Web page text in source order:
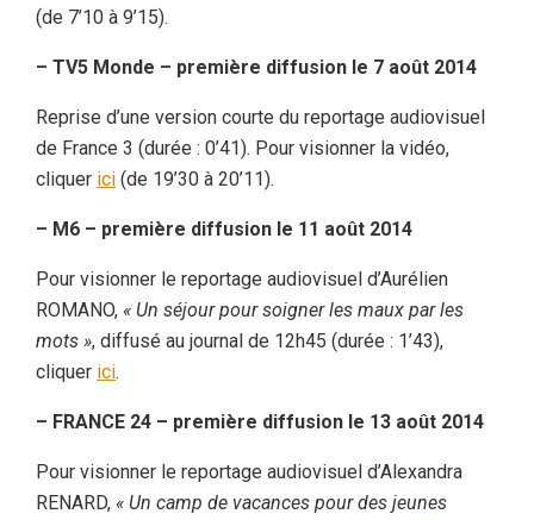
(de 7’10 à 9’15).
– TV5 Monde – première diffusion le 7 août 2014
Reprise d’une version courte du reportage audiovisuel
de France 3 (durée : 0’41). Pour visionner la vidéo,
cliquer ici (de 19’30 à 20’11).
– M6 – première diffusion le 11 août 2014
Pour visionner le reportage audiovisuel d’Aurélien
ROMANO, « Un séjour pour soigner les maux par les
mots », diffusé au journal de 12h45 (durée : 1’43),
cliquer ici.
– FRANCE 24 – première diffusion le 13 août 2014
Pour visionner le reportage audiovisuel d’Alexandra
RENARD, « Un camp de vacances pour des jeunes